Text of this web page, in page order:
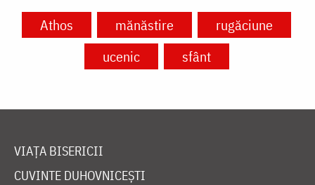
Athos mănăstire
rugăciune
ucenic
sfânt
VIAȚA BISERICII
CUVINTE DUHOVNICEȘTI